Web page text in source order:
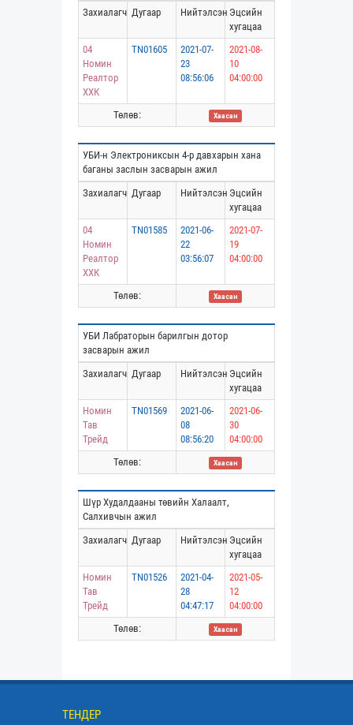
Захиалагч Дугаар Нийтэлсэн Эцсийн
хугацаа
04
Номин
Реалтор
ХХК
TN01605
2021-07-
23
08:56:06
2021-08-
10
04:00:00
Төлөв: Хаасан
УБИ-н Электрониксын 4-р давхарын хана
баганы заслын засварын ажил
Захиалагч Дугаар Нийтэлсэн Эцсийн
хугацаа
04
Номин
Реалтор
ХХК
TN01585
2021-06-
22
03:56:07
2021-07-
19
04:00:00
Төлөв: Хаасан
УБИ Лабраторын барилгын дотор
засварын ажил
Захиалагч Дугаар Нийтэлсэн Эцсийн
хугацаа
Номин
Тав
Трейд
TN01569
2021-06-
08
08:56:20
2021-06-
30
04:00:00
Төлөв:
Хаасан
Шүр Худалдааны төвийн Халаалт,
Салхивчын ажил
Захиалагч Дугаар Нийтэлсэн Эцсийн
хугацаа
Номин
Тав
Трейд
TN01526
2021-04-
28
04:47:17
2021-05-
12
04:00:00
Төлөв:
Хаасан
ТЕНДЕР